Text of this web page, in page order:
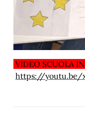
VIDEO SCUOLA
https://youtu.be/